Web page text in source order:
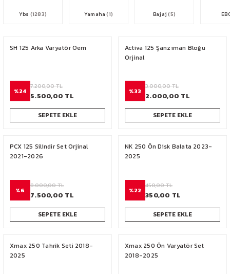
PCX 125-150
CBF 150
ADV 350
Ybs (1283) Yamaha(1) Bajaj(5)
SH 125 Arka Varyatör Oem
%24
7.200,00 TL
5.500,00 TL
SEPETE EKLE
Activa 125 Şanzıman Bloğu
Orjinal
%33
3.000,00 TL
2.000,00 TL
SEPETE EKLE
PCX 125 Silindir Set Orjinal
2021-2026
%6
8.000,00 TL
7.500,00 TL
SEPETE EKLE
NK 250 Ön Disk Balata 2023-
2025
%22
450,00 TL
350,00 TL
SEPETE EKLE
Xmax 250 Tahrik Seti 2018-
2025
Xmax 250 Ön Varyatör Set
2018-2025